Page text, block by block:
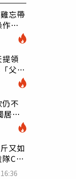
忘帶
全網
灣
領
父子
：
不
居翁
瘦
又如
C位
網